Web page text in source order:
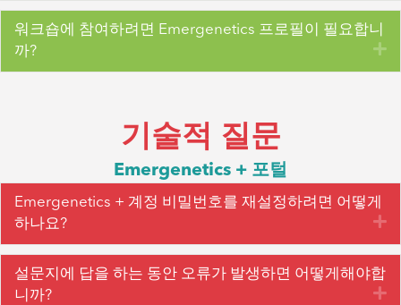
워크숍에 참여하려면 Emergenetics 프로필이 필요합니
까?
기술적 질문
Emergenetics + 포털
Emergenetics + 계정 비밀번호를 재설정하려면 어떻게
하나요?
설문지에 답을 하는 동안 오류가 발생하면 어떻게해야합
니까?